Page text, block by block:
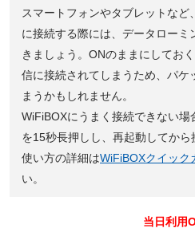
スマートフォンやタブレットなど
に接続する際には、データロー
きましょう。ONのままにしてお
信に接続されてしまうため、パケ
まうかもしれません。
WiFiBOXにうまく接続できない
を15秒長押しし、再起動してから
使い方の詳細はWiFiBOXクイック
い。
当日利用